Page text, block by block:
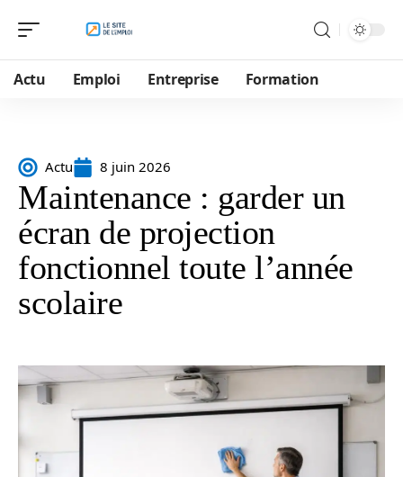
Actu Emploi Entreprise Formation
Actu 8 juin 2026
Maintenance : garder un
écran de projection
fonctionnel toute l’année
scolaire